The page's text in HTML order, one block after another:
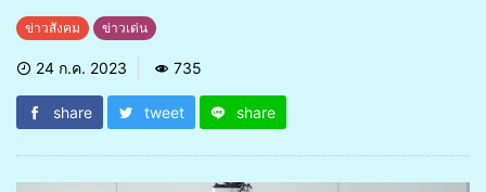
ข่าวสังคม ข่าวเด่น
24 ก.ค. 2023 735
share tweet share